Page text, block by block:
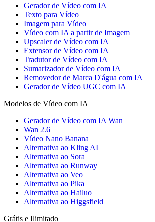
Gerador de Vídeo com IA
Texto para Vídeo
Imagem para Vídeo
Vídeo com IA a partir de Imagem
Upscaler de Vídeo com IA
Extensor de Vídeo com IA
Tradutor de Vídeo com IA
Sumarizador de Vídeo com IA
Removedor de Marca D'água com IA
Gerador de Vídeo UGC com IA
Modelos de Vídeo com IA
Gerador de Vídeo com IA Wan
Wan 2.6
Vídeo Nano Banana
Alternativa ao Kling AI
Alternativa ao Sora
Alternativa ao Runway
Alternativa ao Veo
Alternativa ao Pika
Alternativa ao Hailuo
Alternativa ao Higgsfield
Grátis e Ilimitado